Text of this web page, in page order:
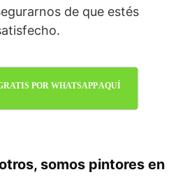
de que estés
POR WHATSAPP AQUÍ
somos pintores en